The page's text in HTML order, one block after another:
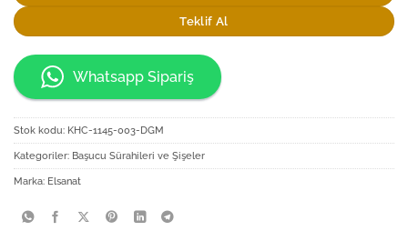
Teklif Al
Whatsapp Sipariş
Stok kodu: KHC-1145-003-DGM
Kategoriler: Başucu Sürahileri ve Şişeler
Marka: Elsanat